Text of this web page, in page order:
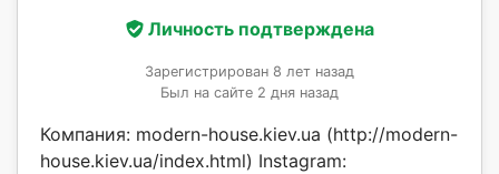
Личность подтверждена
Зарегистрирован 8 лет назад
Был на сайте 2 дня назад
Компания: modern-house.kiev.ua (http://modern-
house.kiev.ua/index.html) Instagram: